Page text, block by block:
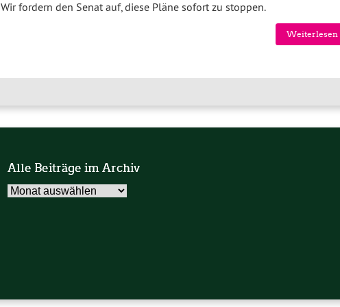
Wir fordern den Senat auf, diese Pläne sofort zu stoppen.
Weiterlesen
Alle Beiträge im Archiv
Alle